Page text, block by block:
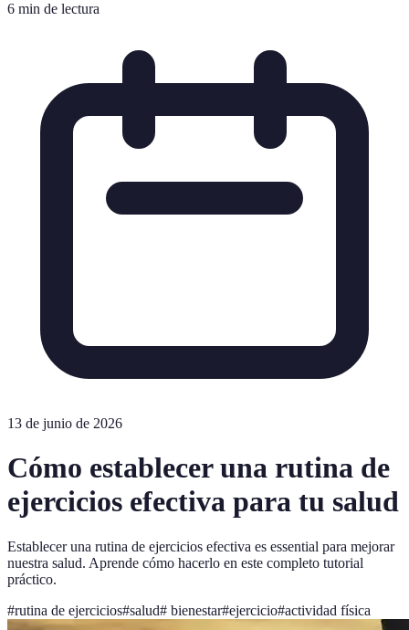
6 min de lectura
13 de junio de 2026
Cómo establecer una rutina de
ejercicios efectiva para tu salud
Establecer una rutina de ejercicios efectiva es essential para mejorar
nuestra salud. Aprende cómo hacerlo en este completo tutorial
práctico.
#rutina de ejercicios#salud# bienestar#ejercicio#actividad física